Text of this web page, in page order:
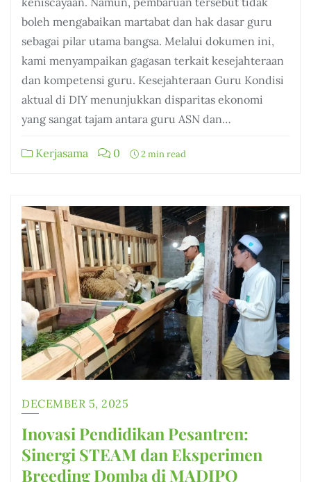
boleh mengabaikan martabat dan hak dasar guru
sebagai pilar utama bangsa. Melalui dokumen ini,
kami menyampaikan gagasan terkait kesejahteraan
dan kompetensi guru. Kesejahteraan Guru Kondisi
aktual di DIY menunjukkan disparitas ekonomi
yang sangat tajam antara guru ASN dan…
Kerjasama 0 2 min read
DECEMBER 5, 2025
Inovasi Pendidikan Pesantren:
Sinergi STEAM dan Eksperimen
Breeding Domba di MADIPO